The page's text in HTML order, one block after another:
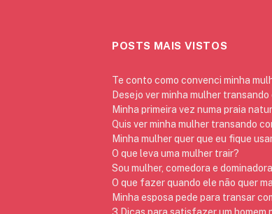
POSTS MAIS VISTOS
Te conto como convenci minha
Desejo ver minha mulher
Minha primeira vez numa praia
Quis ver minha mulher transando
Minha mulher quer que eu fique
O que leva uma mulher trair?
Sou mulher, comedora e
O que fazer quando ele não quer
Minha esposa pede para transar
3 Dicas para satisfazer um homem